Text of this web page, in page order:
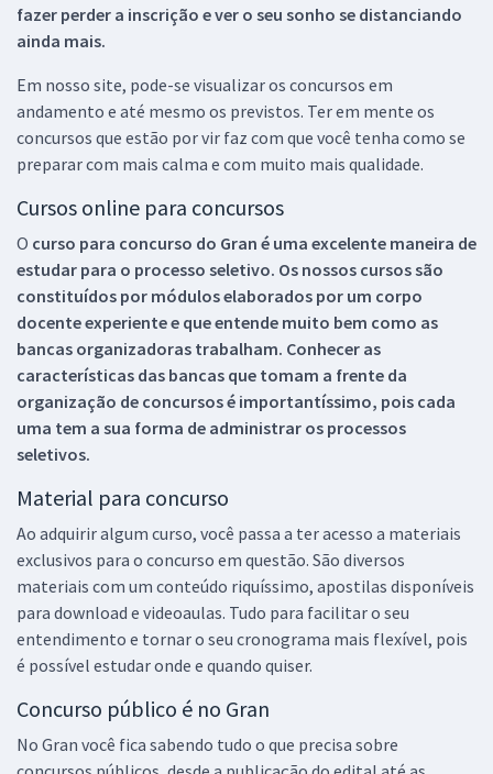
fazer perder a inscrição e ver o seu sonho se distanciando
ainda mais.
Em nosso site, pode-se visualizar os concursos em
andamento e até mesmo os previstos. Ter em mente os
concursos que estão por vir faz com que você tenha como se
preparar com mais calma e com muito mais qualidade.
Cursos online para concursos
O curso para concurso do Gran é uma excelente maneira de
estudar para o processo seletivo. Os nossos cursos são
constituídos por módulos elaborados por um corpo
docente experiente e que entende muito bem como as
bancas organizadoras trabalham. Conhecer as
características das bancas que tomam a frente da
organização de concursos é importantíssimo, pois cada
uma tem a sua forma de administrar os processos
seletivos.
Material para concurso
Ao adquirir algum curso, você passa a ter acesso a materiais
exclusivos para o concurso em questão. São diversos
materiais com um conteúdo riquíssimo, apostilas disponíveis
para download e videoaulas. Tudo para facilitar o seu
entendimento e tornar o seu cronograma mais flexível, pois
é possível estudar onde e quando quiser.
Concurso público é no Gran
No Gran você fica sabendo tudo o que precisa sobre